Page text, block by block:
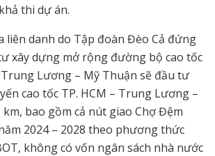
thi dự án.
liên danh do Tập đoàn Đèo Cả đứng
xây dựng mở rộng đường bộ cao tốc
Trung Lương – Mỹ Thuận sẽ đầu tư
cao tốc TP. HCM – Trung Lương –
bao gồm cả nút giao Chợ Đệm
2024 – 2028 theo phương thức
không có vốn ngân sách nhà nước